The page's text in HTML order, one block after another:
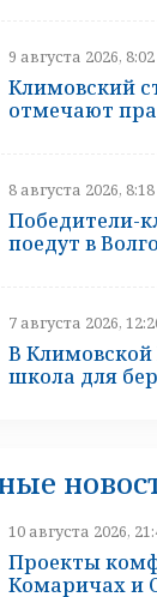
9 августа 2026, 8:02
Климовский
отмечают
8 августа 2026, 8:18
Победители-
поедут в
7 августа 2026,
В Климовской
школа для
10 августа 2026,
Проекты
Комаричах и